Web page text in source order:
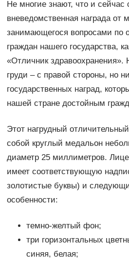
Не многие знают, что и сейчас
вневедомственная награда от
занимающегося вопросами по
граждан нашего государства,
«Отличник здравоохранения».
груди – с правой стороны, но
государственных наград,
нашей стране достойным
Этот нагрудный
собой круглый медальон
диаметр 25 миллиметров.
имеет соответствующую
золотистые буквы) и
особенности:
темно-желтый фон;
три горизонтальных
синяя, белая;